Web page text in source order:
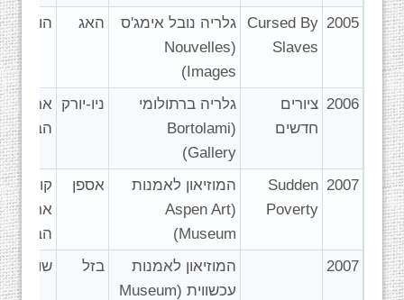
2005
Cursed By
Slaves
גלריה נובל אימג'ס
(Nouvelles
Images)
האג הולנד
2006 ציורים
חדשים
גלריה ברתולומי
(Bortolami
Gallery)
ניו-יורק
ארצות
הברית
2007
Sudden
Poverty
המוזיאון לאמנות
(Aspen Art
Museum)
אספן
קולורדו,
ארצות
הברית
2007
המוזיאון לאמנות
עכשווית (Museum
בזל שוויץ